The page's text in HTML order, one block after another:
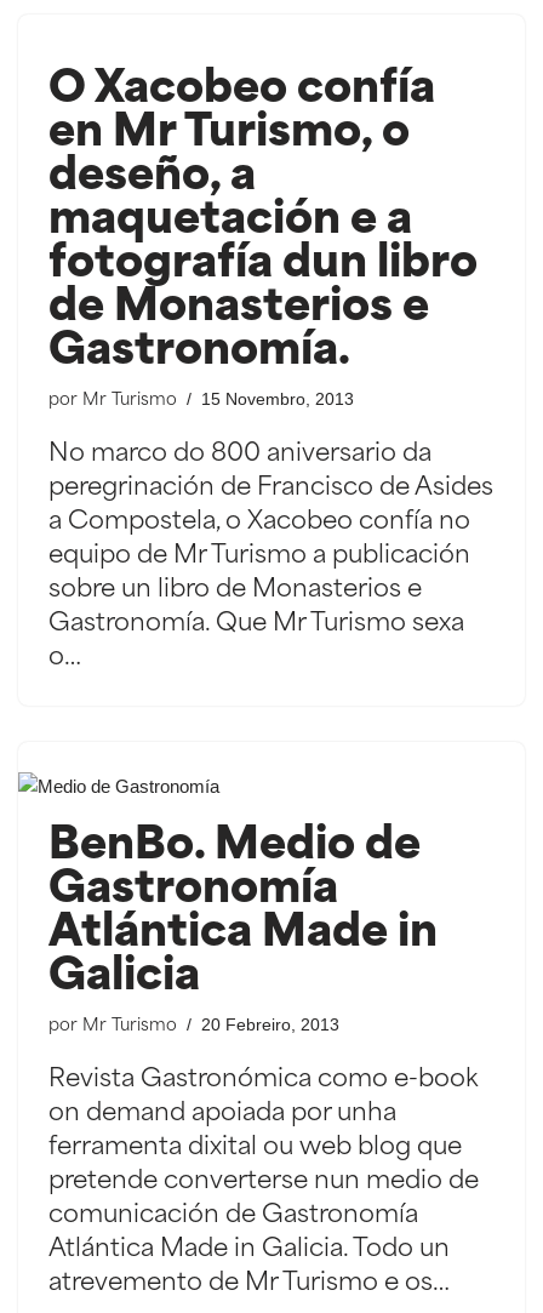
O Xacobeo confía
en Mr Turismo, o
deseño, a
maquetación e a
fotografía dun libro
de Monasterios e
Gastronomía.
por Mr Turismo 15 Novembro, 2013
No marco do 800 aniversario da
peregrinación de Francisco de Asides
a Compostela, o Xacobeo confía no
equipo de Mr Turismo a publicación
sobre un libro de Monasterios e
Gastronomía. Que Mr Turismo sexa
o…
BenBo. Medio de
Gastronomía
Atlántica Made in
Galicia
por Mr Turismo 20 Febreiro, 2013
Revista Gastronómica como e-book
on demand apoiada por unha
ferramenta dixital ou web blog que
pretende converterse nun medio de
comunicación de Gastronomía
Atlántica Made in Galicia. Todo un
atrevemento de Mr Turismo e os…